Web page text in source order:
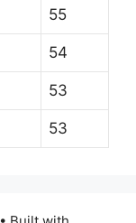
55
54
53
53